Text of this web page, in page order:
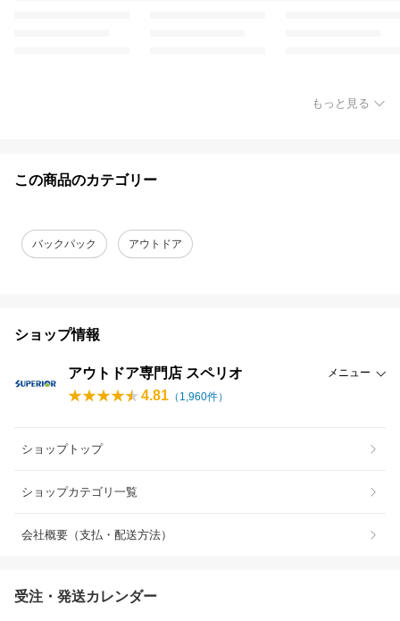
もっと見る
この商品のカテゴリー
バックパック アウトドア
ショップ情報
アウトドア専門店 スペリオ メニュー
4.81 （ 1,960件）
ショップトップ
ショップカテゴリ一覧
会社概要（支払・配送方法）
受注・発送カレンダー